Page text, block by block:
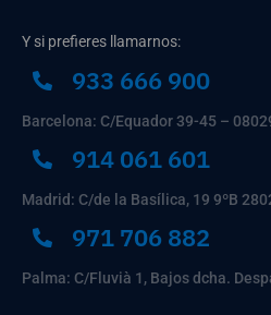
Y si prefieres llamarnos:
933 666 900
Barcelona: C/Equador 39-45 –
914 061 601
Madrid: C/de la Basílica, 19 9ºB
971 706 882
Palma: C/Fluvià 1, Bajos dcha.